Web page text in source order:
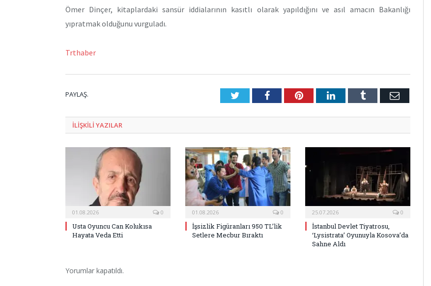
Ömer Dinçer, kitaplardaki sansür iddialarının kasıtlı olarak yapıldığını ve asıl amacın Bakanlığı
yıpratmak olduğunu vurguladı.
Trthaber
PAYLAŞ. TwitterFacebookPinterestLinkedInTumblr E-
ILIŞKILI YAZILAR
01.08.2026 0
Usta Oyuncu Can Kolukısa
Hayata Veda Etti
01.08.2026 0
İşsizlik Figüranları 950 TL’lik
Setlere Mecbur Bıraktı
25.07.2026 0
İstanbul Devlet Tiyatrosu,
‘Lysistrata’ Oyunuyla Kosova’da
Sahne Aldı
Yorumlar kapatıldı.